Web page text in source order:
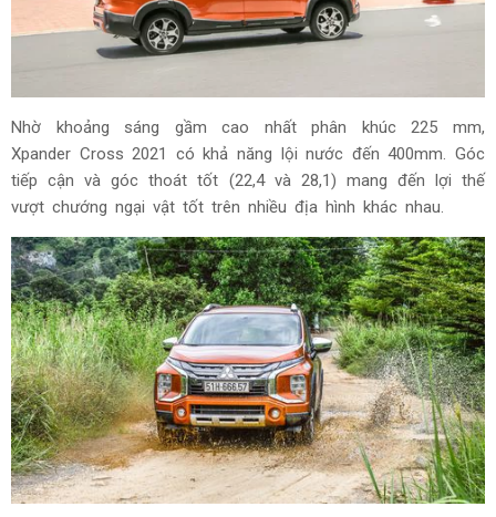
Nhờ khoảng sáng gầm cao nhất phân khúc 225 mm,
Xpander Cross 2021 có khả năng lội nước đến 400mm. Góc
tiếp cận và góc thoát tốt (22,4 và 28,1) mang đến lợi thế
vượt chướng ngại vật tốt trên nhiều địa hình khác nhau.